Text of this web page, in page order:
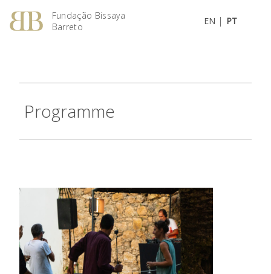
Fundação Bissaya
Barreto
EN | PT
Programme